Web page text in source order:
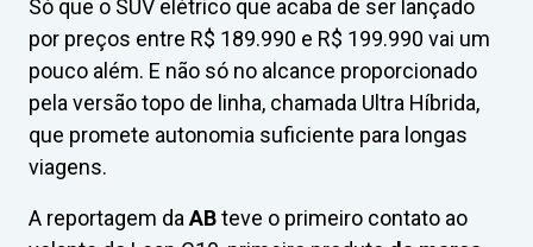
Só que o SUV elétrico que acaba de ser lançado
por preços entre R$ 189.990 e R$ 199.990 vai um
pouco além. E não só no alcance proporcionado
pela versão topo de linha, chamada Ultra Híbrida,
que promete autonomia suficiente para longas
viagens.
A reportagem da ABteve o primeiro contato ao